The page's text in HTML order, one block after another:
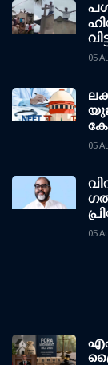
05
05
05